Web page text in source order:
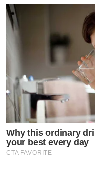
Why this ordinary
your best every day
CTA FAVORITE